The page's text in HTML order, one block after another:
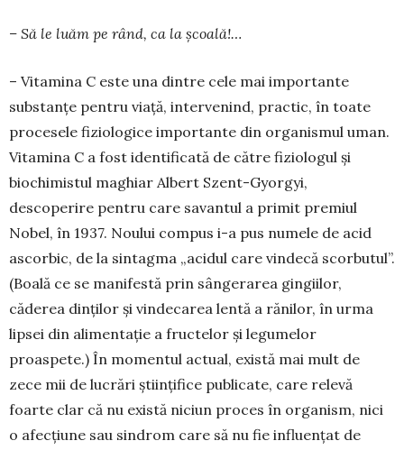
– Să le luăm pe rând, ca la școală!…
– Vitamina C este una dintre cele mai impor­tante
substanțe pentru viață, intervenind, practic, în toate
procesele fiziologice importante din organismul uman.
Vitamina C a fost identificată de către fiziologul și
biochimistul maghiar Albert Szent-Gyorgyi,
descoperire pentru care savantul a primit premiul
Nobel, în 1937. Noului compus i-a pus numele de acid
ascorbic, de la sintagma „acidul care vindecă scorbutul”.
(Boală ce se manifestă prin sângerarea gingiilor,
căderea dinților și vindecarea lentă a rănilor, în urma
lipsei din alimentație a fructelor și legumelor
proaspete.) În momentul actual, există mai mult de
zece mii de lucrări științifice publicate, care relevă
foarte clar că nu există niciun proces în organism, nici
o afecțiune sau sindrom care să nu fie influențat de